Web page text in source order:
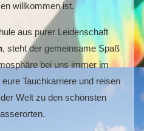
willkommen ist.
aus purer Leidenschaft
, steht der gemeinsame Spaß
bei uns immer im
Tauchkarriere und reisen
Welt zu den schönsten